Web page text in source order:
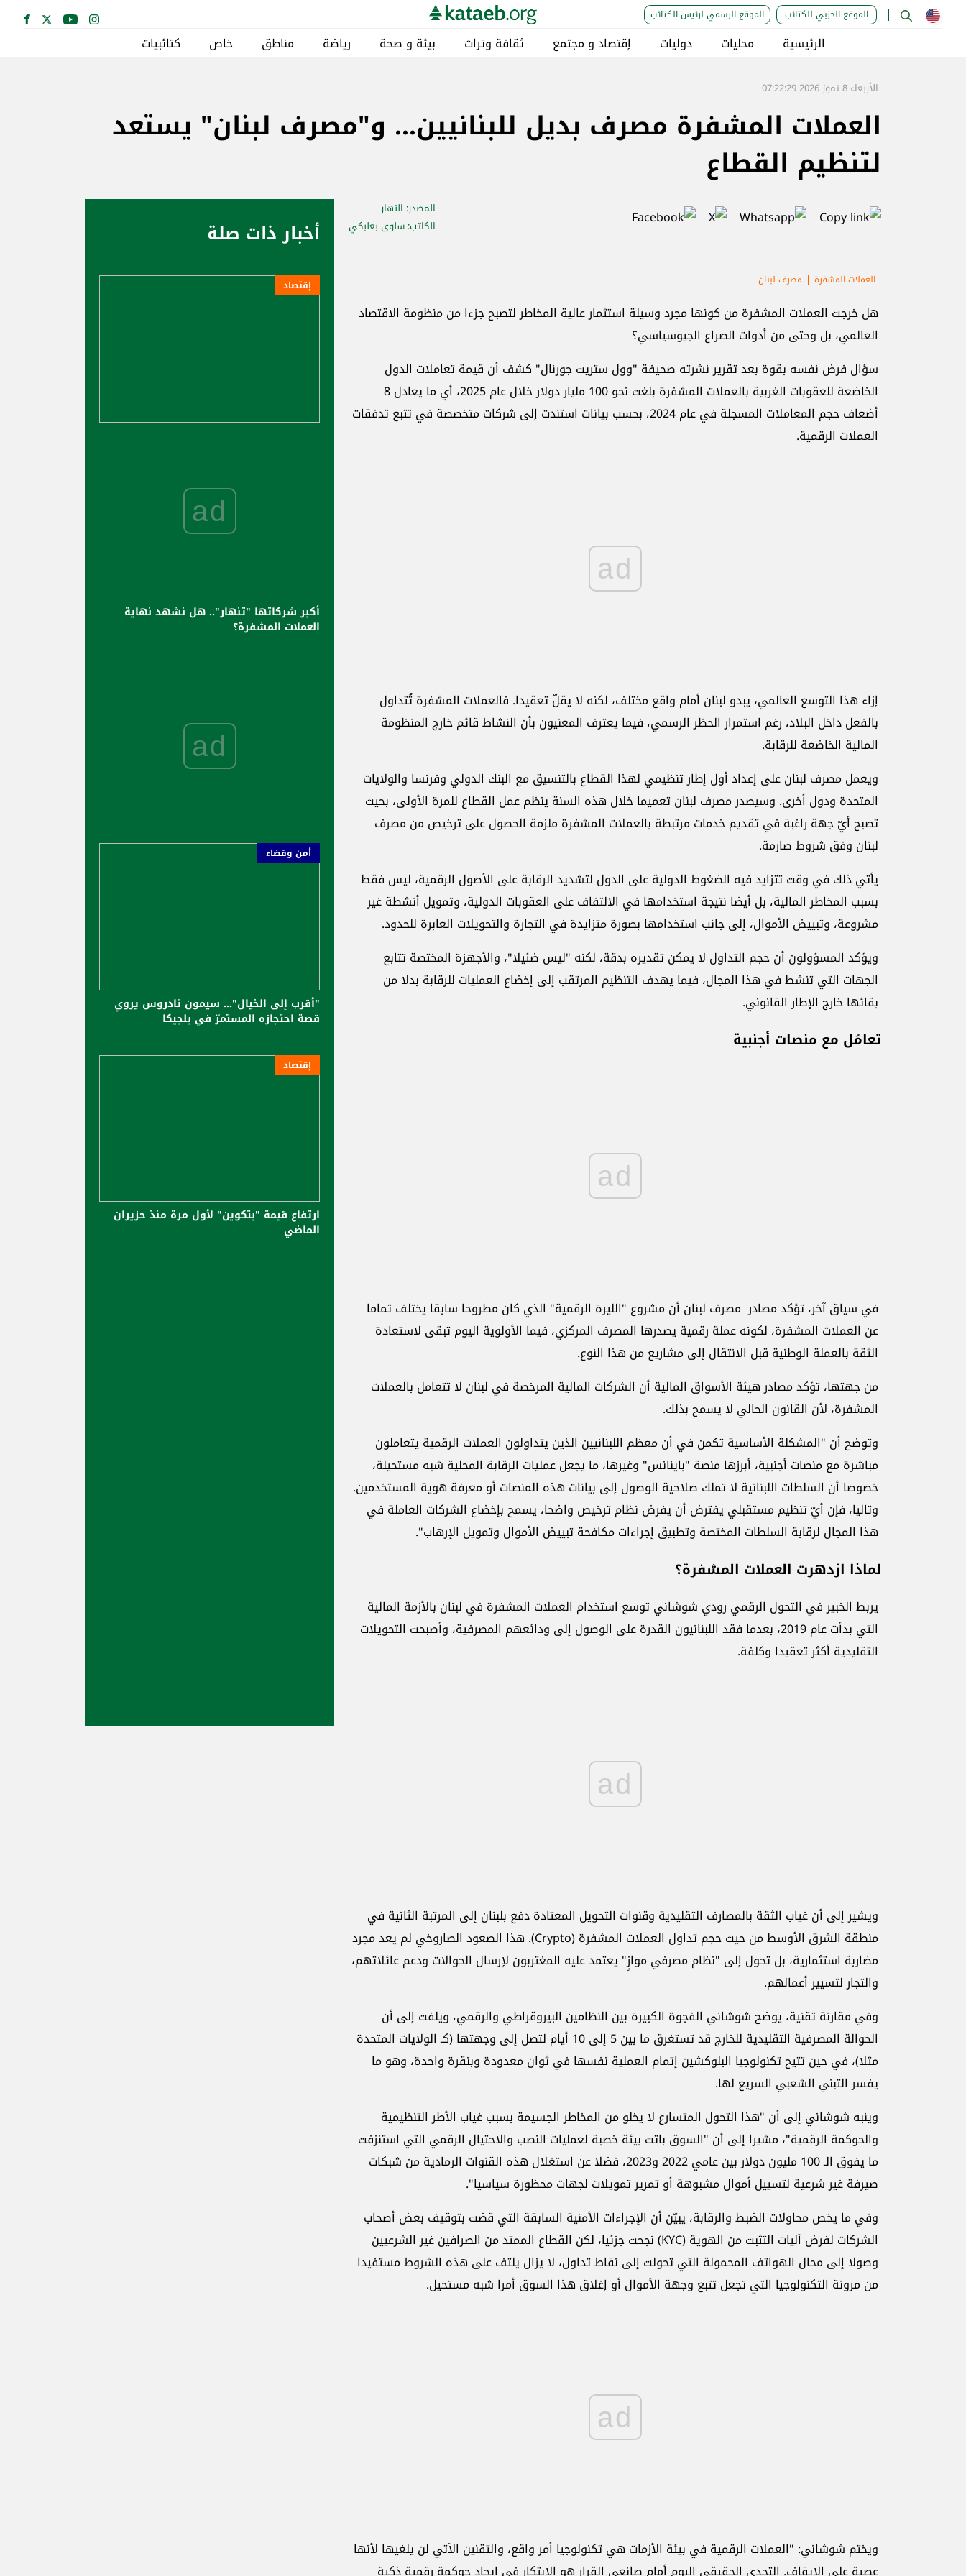
الموقع الحزبي للكتائب الموقع الرسمي لرئيس الكتائب
الرئيسية محليات دوليات إقتصاد و مجتمع ثقافة وتراث بيئة و صحة رياضة مناطق خاص كتائبيات
الأربعاء 8 تموز 2026 07:22:29
العملات المشفرة مصرف بديل للبنانيين... و"مصرف لبنان" يستعد
لتنظيم القطاع
المصدر: النهار
الكاتب: سلوى بعلبكي
العملات المشفرة مصرف لبنان
هل خرجت العملات المشفرة من كونها مجرد وسيلة استثمار عالية المخاطر لتصبح جزءا من منظومة الاقتصاد
العالمي، بل وحتى من أدوات الصراع الجيوسياسي؟
سؤال فرض نفسه بقوة بعد تقرير نشرته صحيفة "وول ستريت جورنال" كشف أن قيمة تعاملات الدول
الخاضعة للعقوبات الغربية بالعملات المشفرة بلغت نحو 100 مليار دولار خلال عام 2025، أي ما يعادل 8
أضعاف حجم المعاملات المسجلة في عام 2024، بحسب بيانات استندت إلى شركات متخصصة في تتبع تدفقات
العملات الرقمية.
ad
إزاء هذا التوسع العالمي، يبدو لبنان أمام واقع مختلف، لكنه لا يقلّ تعقيدا. فالعملات المشفرة تُتداول
بالفعل داخل البلاد، رغم استمرار الحظر الرسمي، فيما يعترف المعنيون بأن النشاط قائم خارج المنظومة
المالية الخاضعة للرقابة.
ويعمل مصرف لبنان على إعداد أول إطار تنظيمي لهذا القطاع بالتنسيق مع البنك الدولي وفرنسا والولايات
المتحدة ودول أخرى. وسيصدر مصرف لبنان تعميما خلال هذه السنة ينظم عمل القطاع للمرة الأولى، بحيث
تصبح أيّ جهة راغبة في تقديم خدمات مرتبطة بالعملات المشفرة ملزمة الحصول على ترخيص من مصرف
لبنان وفق شروط صارمة.
يأتي ذلك في وقت تتزايد فيه الضغوط الدولية على الدول لتشديد الرقابة على الأصول الرقمية، ليس فقط
بسبب المخاطر المالية، بل أيضا نتيجة استخدامها في الالتفاف على العقوبات الدولية، وتمويل أنشطة غير
مشروعة، وتبييض الأموال، إلى جانب استخدامها بصورة متزايدة في التجارة والتحويلات العابرة للحدود.
ويؤكد المسؤولون أن حجم التداول لا يمكن تقديره بدقة، لكنه "ليس ضئيلا"، والأجهزة المختصة تتابع
الجهات التي تنشط في هذا المجال، فيما يهدف التنظيم المرتقب إلى إخضاع العمليات للرقابة بدلا من
بقائها خارج الإطار القانوني.
تعامُل مع منصات أجنبية
ad
في سياق آخر، تؤكد مصادر مصرف لبنان أن مشروع "الليرة الرقمية" الذي كان مطروحا سابقا يختلف تماما
عن العملات المشفرة، لكونه عملة رقمية يصدرها المصرف المركزي، فيما الأولوية اليوم تبقى لاستعادة
الثقة بالعملة الوطنية قبل الانتقال إلى مشاريع من هذا النوع.
من جهتها، تؤكد مصادر هيئة الأسواق المالية أن الشركات المالية المرخصة في لبنان لا تتعامل بالعملات
المشفرة، لأن القانون الحالي لا يسمح بذلك.
وتوضح أن "المشكلة الأساسية تكمن في أن معظم اللبنانيين الذين يتداولون العملات الرقمية يتعاملون
مباشرة مع منصات أجنبية، أبرزها منصة "باينانس" وغيرها، ما يجعل عمليات الرقابة المحلية شبه مستحيلة،
خصوصا أن السلطات اللبنانية لا تملك صلاحية الوصول إلى بيانات هذه المنصات أو معرفة هوية المستخدمين.
وتاليا، فإن أيّ تنظيم مستقبلي يفترض أن يفرض نظام ترخيص واضحا، يسمح بإخضاع الشركات العاملة في
هذا المجال لرقابة السلطات المختصة وتطبيق إجراءات مكافحة تبييض الأموال وتمويل الإرهاب".
لماذا ازدهرت العملات المشفرة؟
يربط الخبير في التحول الرقمي رودي شوشاني توسع استخدام العملات المشفرة في لبنان بالأزمة المالية
التي بدأت عام 2019، بعدما فقد اللبنانيون القدرة على الوصول إلى ودائعهم المصرفية، وأصبحت التحويلات
التقليدية أكثر تعقيدا وكلفة.
ad
ويشير إلى أن غياب الثقة بالمصارف التقليدية وقنوات التحويل المعتادة دفع بلبنان إلى المرتبة الثانية في
منطقة الشرق الأوسط من حيث حجم تداول العملات المشفرة (Crypto). هذا الصعود الصاروخي لم يعد مجرد
مضاربة استثمارية، بل تحول إلى "نظام مصرفي موازٍ" يعتمد عليه المغتربون لإرسال الحوالات ودعم عائلاتهم،
والتجار لتسيير أعمالهم.
وفي مقارنة تقنية، يوضح شوشاني الفجوة الكبيرة بين النظامين البيروقراطي والرقمي، ويلفت إلى أن
الحوالة المصرفية التقليدية للخارج قد تستغرق ما بين 5 إلى 10 أيام لتصل إلى وجهتها (كـ الولايات المتحدة
مثلا)، في حين تتيح تكنولوجيا البلوكشين إتمام العملية نفسها في ثوان معدودة وبنقرة واحدة، وهو ما
يفسر التبني الشعبي السريع لها.
وينبه شوشاني إلى أن "هذا التحول المتسارع لا يخلو من المخاطر الجسيمة بسبب غياب الأطر التنظيمية
والحوكمة الرقمية"، مشيرا إلى أن "السوق باتت بيئة خصبة لعمليات النصب والاحتيال الرقمي التي استنزفت
ما يفوق الـ 100 مليون دولار بين عامي 2022 و2023، فضلا عن استغلال هذه القنوات الرمادية من شبكات
صيرفة غير شرعية لتسييل أموال مشبوهة أو تمرير تمويلات لجهات محظورة سياسيا".
وفي ما يخص محاولات الضبط والرقابة، يبيّن أن الإجراءات الأمنية السابقة التي قضت بتوقيف بعض أصحاب
الشركات لفرض آليات التثبت من الهوية (KYC) نجحت جزئيا، لكن القطاع الممتد من الصرافين غير الشرعيين
وصولا إلى محال الهواتف المحمولة التي تحولت إلى نقاط تداول، لا يزال يلتف على هذه الشروط مستفيدا
من مرونة التكنولوجيا التي تجعل تتبع وجهة الأموال أو إغلاق هذا السوق أمرا شبه مستحيل.
ad
ويختم شوشاني: "العملات الرقمية في بيئة الأزمات هي تكنولوجيا أمر واقع، والتقنين الآتي لن يلغيها لأنها
أخبار ذات صلة
إقتصاد
ad
أكبر شركاتها "تنهار".. هل نشهد نهاية
العملات المشفرة؟
ad
أمن وقضاء
"أقرب إلى الخيال"... سيمون تادروس يروي
قصة احتجازه المستمرّ في بلجيكا
إقتصاد
ارتفاع قيمة "بتكوين" لأول مرة منذ حزيران
الماضي